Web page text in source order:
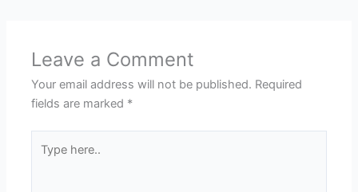
Leave a Comment
Your email address will not be published. Required
fields are marked *
here..